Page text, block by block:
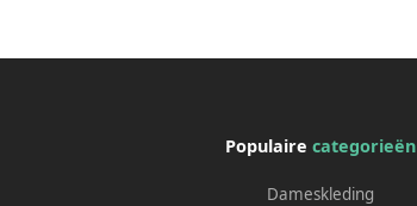
Populairecategorieën
Dameskleding